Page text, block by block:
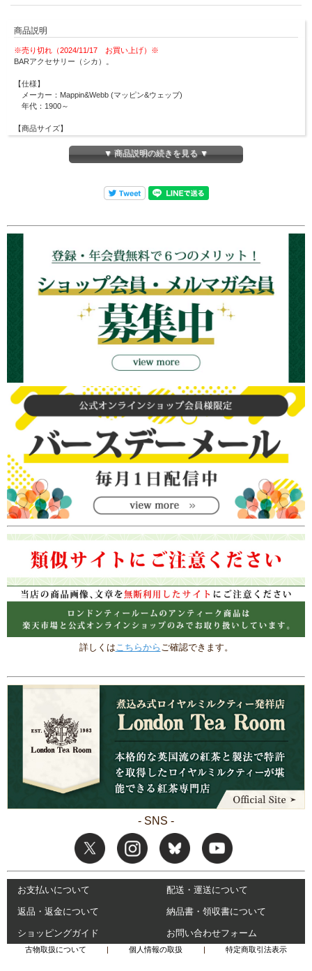
商品説明
※売り切れ（2024/11/17 お買い上げ）※
BARアクセサリー（シカ）。
【仕様】
メーカー：Mappin&Webb (マッピン&ウェッブ)
年代：1900～
【商品サイズ】
アンティークシルバーウェアの在庫について
い申し上げます。
いずれの商品も、
ロンドンティールーム堂島本店（大阪市北区）で実物をご確認い
ただくことができます。
詳しくは、下記バナーよりご確認ください。
商品名に【アンティーク】を含む当店の商品は、すべてアンティーク（中古）品
で、現状で販売いたします。
ほとんどの商品が業務上において実際に使用されていたものであり、再メッキ・修
理・磨き直し等の加工があるものを含みます。
載いたしません。
そのため、特に記載がない場合も、時代・経年に応じて相応の傷・汚れ・摩耗があ
るものとご承知置き下さい。
画像につきましてはなるべく実物に近づけるように注意しておりますが、環境の違
いによって表示に差があり、角度や明るさ等撮影時の影響により写真に写らない傷
や汚れがあることをご理解いただきますようお願いいたします。
外観で判断できない将来的な不具合に関しても保証はできません。
これらの商品をご購入・ご利用になることによって発生したすべての影響につい
て、その好悪を問わず、当店に補償・賠償の責任がないことを予めご了承くださ
アンティーク特有の古味やヴィンテージに抵抗がお有りの場合は、新品をご検討下
さい。
ほぼすべて1点入荷ですので、上記に該当しない致命的な初期不良の場合、返金対
応になります。
その場合の補償金額は、購入金額＋送料実費を上限といたします。
ご不明な点や疑問等ございましたら、必ずご購入前にお問い合わせ下さい。
いたします。
状態を理由とする返品には対応いたしかねますので、くれぐれも熟慮の上ご検討下
氏名又は名称 株式会社ロンドンティールーム
許可公安委員会名 大阪府公安委員会
交付番号 第621022200510号
アンティーク商品における
「日本で再メッキ」「イギリスで再メッキ」の
▼ 商品説明の続きを見る ▼
詳しくはこちらから ご確認できます。
- SNS -
お支払いについて 配送・運送について
返品・返金について 納品書・領収書について
ショッピングガイド お問い合わせフォーム
古物取扱について | 個人情報の取扱 | 特定商取引法表示